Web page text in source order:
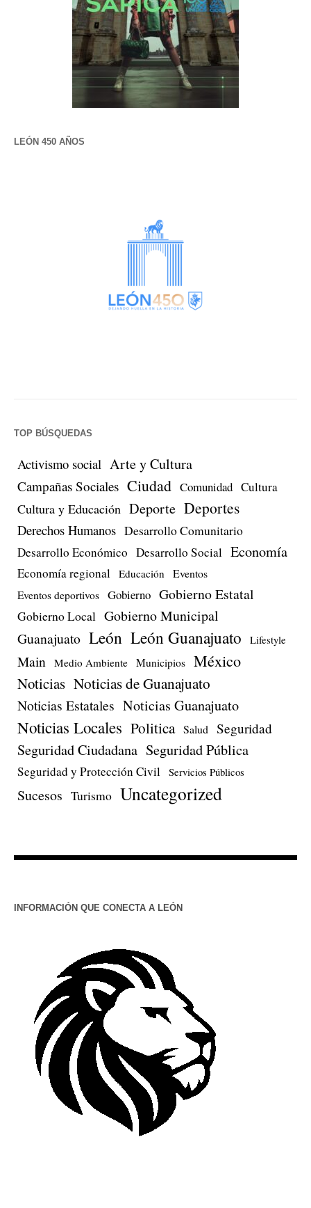
LEÓN 450 AÑOS
TOP BÚSQUEDAS
Activismo social Arte y Cultura
Campañas Sociales Ciudad Comunidad Cultura
Cultura y Educación Deporte Deportes
Derechos Humanos Desarrollo Comunitario
Desarrollo Económico Desarrollo Social Economía
Economía regional Educación Eventos
Eventos deportivos Gobierno Gobierno Estatal
Gobierno Local Gobierno Municipal
Guanajuato León León Guanajuato Lifestyle
Main Medio Ambiente Municipios México
Noticias Noticias de Guanajuato
Noticias Estatales Noticias Guanajuato
Noticias Locales Politica Salud Seguridad
Seguridad Ciudadana Seguridad Pública
Seguridad y Protección Civil Servicios Públicos
Sucesos Turismo Uncategorized
INFORMACIÓN QUE CONECTA A LEÓN